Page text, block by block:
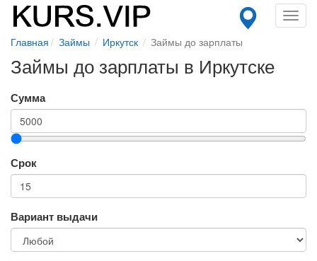
Главная Займы Иркутск Займы до зарплаты
Займы до зарплаты в Иркутске
Сумма
Срок
Вариант выдачи